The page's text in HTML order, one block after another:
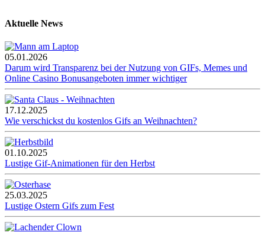
Aktuelle News
05.01.2026
Darum wird Transparenz bei der Nutzung von GIFs, Memes und
Online Casino Bonusangeboten immer wichtiger
17.12.2025
Wie verschickst du kostenlos Gifs an Weihnachten?
01.10.2025
Lustige Gif-Animationen für den Herbst
25.03.2025
Lustige Ostern Gifs zum Fest